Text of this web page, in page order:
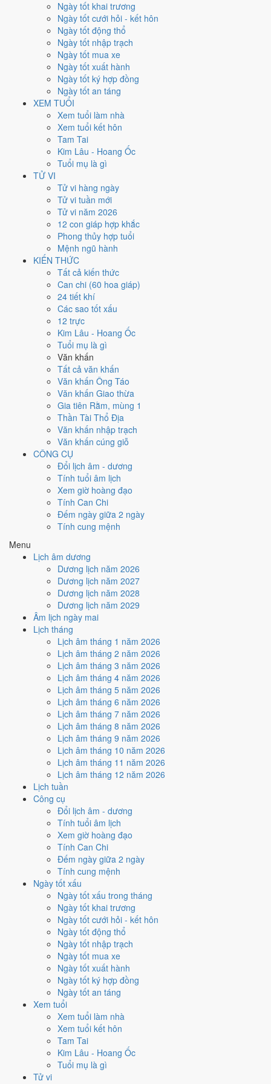
Ngày tốt khai trương
Ngày tốt cưới hỏi - kết hôn
Ngày tốt động thổ
Ngày tốt nhập trạch
Ngày tốt mua xe
Ngày tốt xuất hành
Ngày tốt ký hợp đồng
Ngày tốt an táng
XEM TUỔI
Xem tuổi làm nhà
Xem tuổi kết hôn
Tam Tai
Kim Lâu - Hoang Ốc
Tuổi mụ là gì
TỬ VI
Tử vi hàng ngày
Tử vi tuần mới
Tử vi năm 2026
12 con giáp hợp khắc
Phong thủy hợp tuổi
Mệnh ngũ hành
KIẾN THỨC
Tất cả kiến thức
Can chi (60 hoa giáp)
24 tiết khí
Các sao tốt xấu
12 trực
Kim Lâu - Hoang Ốc
Tuổi mụ là gì
Văn khấn
Tất cả văn khấn
Văn khấn Ông Táo
Văn khấn Giao thừa
Gia tiên Rằm, mùng 1
Thần Tài Thổ Địa
Văn khấn nhập trạch
Văn khấn cúng giỗ
CÔNG CỤ
Đổi lịch âm - dương
Tính tuổi âm lịch
Xem giờ hoàng đạo
Tính Can Chi
Đếm ngày giữa 2 ngày
Tính cung mệnh
Menu
Lịch âm dương
Dương lịch năm 2026
Dương lịch năm 2027
Dương lịch năm 2028
Dương lịch năm 2029
Âm lịch ngày mai
Lịch tháng
Lịch âm tháng 1 năm 2026
Lịch âm tháng 2 năm 2026
Lịch âm tháng 3 năm 2026
Lịch âm tháng 4 năm 2026
Lịch âm tháng 5 năm 2026
Lịch âm tháng 6 năm 2026
Lịch âm tháng 7 năm 2026
Lịch âm tháng 8 năm 2026
Lịch âm tháng 9 năm 2026
Lịch âm tháng 10 năm 2026
Lịch âm tháng 11 năm 2026
Lịch âm tháng 12 năm 2026
Lịch tuần
Công cụ
Đổi lịch âm - dương
Tính tuổi âm lịch
Xem giờ hoàng đạo
Tính Can Chi
Đếm ngày giữa 2 ngày
Tính cung mệnh
Ngày tốt xấu
Ngày tốt xấu trong tháng
Ngày tốt khai trương
Ngày tốt cưới hỏi - kết hôn
Ngày tốt động thổ
Ngày tốt nhập trạch
Ngày tốt mua xe
Ngày tốt xuất hành
Ngày tốt ký hợp đồng
Ngày tốt an táng
Xem tuổi
Xem tuổi làm nhà
Xem tuổi kết hôn
Tam Tai
Kim Lâu - Hoang Ốc
Tuổi mụ là gì
Tử vi
ngày, không phải chỉ đếm ngày Hoàng Đạo.
Tết Nguyên đán rơi vào19/2/1996. Về phong thủy, sao Ngũ Hoàng
hướng Tây Bắc (Kiền)nên tránh động thổ hướng này. Người
xung Thái Tuế, theo tục lệ thì nên làm lễ giải đầu năm.
Ngày tốt trở lên
Ngày bình thường
Năm 1996 là năm con gì, mệnh
Năm 1996 là năm Bính Tý, Nạp Âm
Can Bính hànhHỏagặp Địa Chi Tý hành
năm vì vậy là
Hỏa - Thủy. Cách tính cặp can chi này nằm ở bài
Bính Tý (Hỏa × Thủy)
Giản Hạ Thủy
Thất Xích Đoài Kim
⚒ Kim
Bảng phân tích Can Chi năm Bính Tý
Chi tiết
Ý nghĩa
(Bính)
Thiên Can Bính thuộc hành Hỏa, là khí chủ
Địa Chi
ThủyDương
· Con Tý
Bính thì Thủy khắc Hỏa (tương khắc).
Thủy· Giản
Hạ Thủy
Nghĩa "Nước cuối khe", thuộc hành Thủy, ứng
với cặp can chi Bính Tý và Đinh Sửu.
Thái Tuế
ThủyTý
(chính cung)
Tuổi Tý hợp Thái Tuế. Tuổi xung Thái Tuế cần
lễ giải đầu năm.
Đỏ Đen/Xanh
dương Xanh
lá
Kích hoạt vận khí, dùng cho trang phục, vật
phẩm phong thủy.
182 /184
ngày
Một tiêu chí thành phần, xét riêng bộ sao
ngày. Xem cơ chế ở bài
sao Hắc Đạo.
Luận giải ngũ hành, Thái Tuế và màu hợp ở trên là quan niệm dân
gian. Nguồn tham chiếu:Tam Mệnh Thông Hội
Phương Thư. Dùng để tham khảo khi chọn thời điểm, không phải kết
luận khoa học.
Vận 7 Thất Xích Đoài Kim ảnh
hưởng gì tới năm 1996?
Vận 7 lấy hànhKimlàm chủ, đóng ở Đoài · Chính Tây. Năm 1996
mang Can Bính hành Hỏa. So với hành Vận thì
. Theo Huyền Không, đây là năm cần giữ thế, tránh mở rộng dàn
Thất Xích Đoài Kim
Vận 7 · Hạ Nguyên · 1984 - 2003
Đoài · Chính Tây
Thất Xích (7)
Lịch âm dương 12 tháng năm
1996 có gì đáng chú ý?
12 tháng dương năm 1996 trải trên các tháng âm từ
đếntháng 11 âm năm Bính Tý
tháng nhuận âmnên âm và dương lệch nhau khá đều suốt 12 tháng.
Năm 1996 có